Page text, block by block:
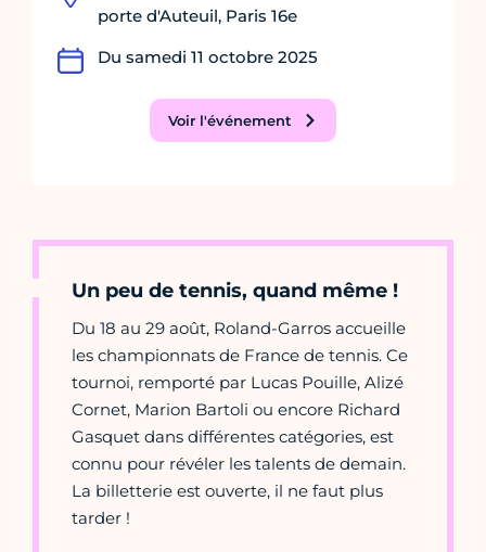
porte d'Auteuil, Paris 16e
Du samedi 11 octobre 2025
Voir l'événement
Un peu de tennis, quand même !
Du 18 au 29 août, Roland-Garros accueille
les championnats de France de tennis. Ce
tournoi, remporté par Lucas Pouille, Alizé
Cornet, Marion Bartoli ou encore Richard
Gasquet dans différentes catégories, est
connu pour révéler les talents de demain.
La billetterie est ouverte, il ne faut plus
tarder !